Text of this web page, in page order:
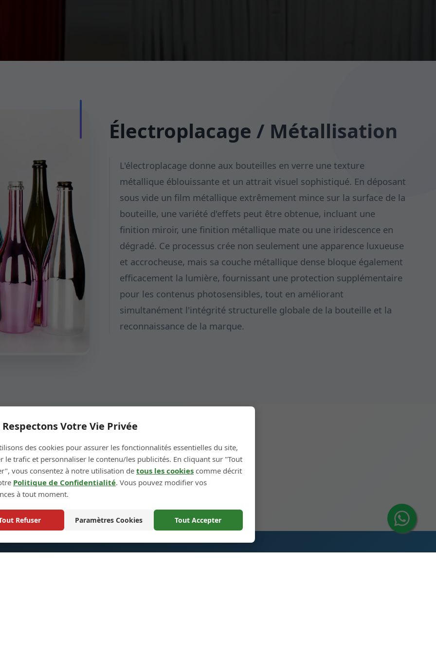
Électroplacage / Métallisation
L'électroplacage donne aux bouteilles en verre une texture
métallique éblouissante et un attrait visuel sophistiqué. En déposant
sous vide un film métallique extrêmement mince sur la surface de la
bouteille, une variété d'effets peut être obtenue, incluant une
finition miroir, une finition métallique mate ou une iridescence en
dégradé. Ce processus crée non seulement une apparence luxueuse
et accrocheuse, mais sa couche métallique dense bloque également
efficacement la lumière, fournissant une protection supplémentaire
pour les contenus photosensibles, tout en améliorant
simultanément l'intégrité structurelle globale de la bouteille et la
reconnaissance de la marque.
← Étape précédente Étape suivante →
Votre Vie Privée
des cookies pour assurer les fonctionnalités essentielles du site,
le trafic et personnaliser le contenu/les publicités. En cliquant sur "Tout
vous consentez à notre utilisation de tous les cookies comme décrit
Politique de Confidentialité. Vous pouvez modifier vos
à tout moment.
Refuser Paramètres Cookies Tout Accepter